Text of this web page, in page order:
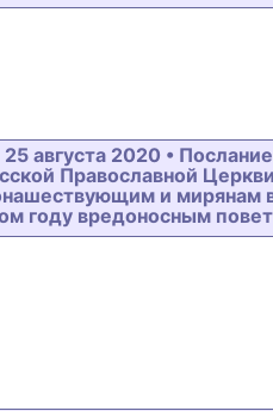
25 августа 2020 •
Православной
и мирянам
году вредоносным